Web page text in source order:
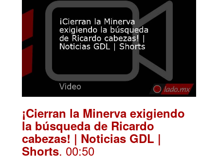
¡Cierran la Minerva exigiendo
la búsqueda de Ricardo
cabezas! | Noticias GDL |
Shorts. 00:50